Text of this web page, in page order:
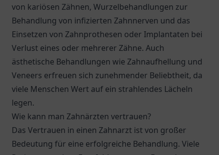
von kariösen Zähnen, Wurzelbehandlungen zur
Behandlung von infizierten Zahnnerven und das
Einsetzen von Zahnprothesen oder Implantaten bei
Verlust eines oder mehrerer Zähne. Auch
ästhetische Behandlungen wie Zahnaufhellung und
Veneers erfreuen sich zunehmender Beliebtheit, da
viele Menschen Wert auf ein strahlendes Lächeln
legen.
Wie kann man Zahnärzten vertrauen?
Das Vertrauen in einen Zahnarzt ist von großer
Bedeutung für eine erfolgreiche Behandlung. Viele